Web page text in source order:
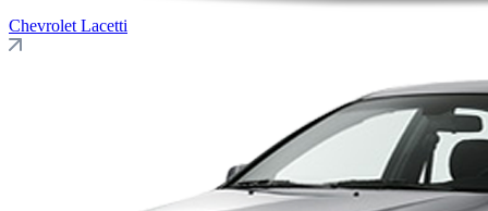
ChevroletLacetti